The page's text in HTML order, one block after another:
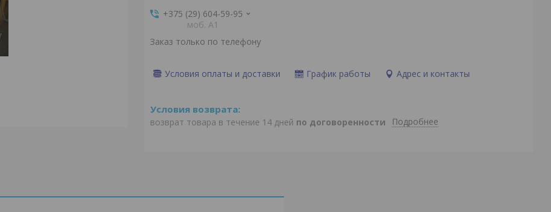
+375 (29) 604-59-95
моб. A1
Заказ только по телефону
Условия оплаты и доставки График работы Адрес и контакты
возврат товара в течение 14 дней по договоренности Подробнее